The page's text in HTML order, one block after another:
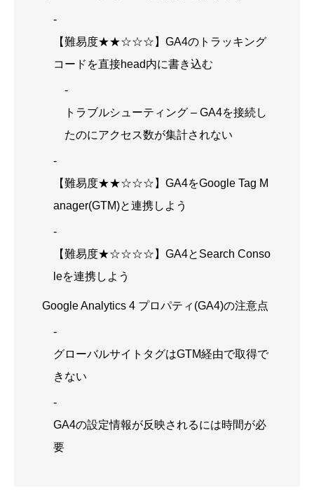
【難易度★★☆☆☆】GA4のトラッキング
コードを直接head内に書き込む
トラブルシューティング – GA4を接続し
たのにアクセス数が集計されない
【難易度★★☆☆☆】GA4をGoogle Tag M
anager(GTM)と連携しよう
【難易度★☆☆☆☆】GA4とSearch Conso
leを連携しよう
Google Analytics 4 プロパティ(GA4)の注意点
グローバルサイトタグはGTM経由で取得で
きない
GA4の設定情報が反映されるには時間が必
要